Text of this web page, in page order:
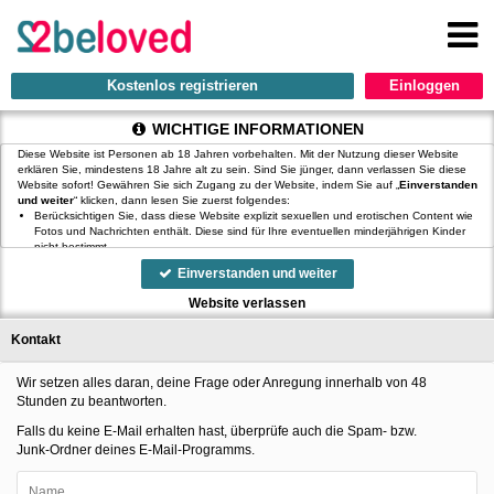
Kostenlos registrieren
WICHTIGE INFORMATIONEN
Diese Website ist Personen ab 18 Jahren vorbehalten. Mit der Nutzung dieser Website
erklären Sie, mindestens 18 Jahre alt zu sein. Sind Sie jünger, dann verlassen Sie diese
Website sofort! Gewähren Sie sich Zugang zu der Website, indem Sie auf „ Einverstanden
und weiter“ klicken, dann lesen Sie zuerst folgendes:
Berücksichtigen Sie, dass diese Website explizit sexuellen und erotischen Content wie
Fotos und Nachrichten enthält. Diese sind für Ihre eventuellen minderjährigen Kinder
nicht bestimmt.
, der Betreiber dieser Website, verfügt über keine Mittel, um die Inhalte
von Profilen der Nutzer dieser Website zu kontrollieren.
in der Lage, Nutzer dieser Website auf eine strafrechtliche Vergangenheit zu prüfen.
Sie müssen daher selbst die nötige Sorgfalt walten lassen bei der Beurteilung, ob ein
Website Sie täuschen oder betrügen will.
übermittelt werden und die es ermöglichen, auf Ihrem Zugriffsgerät spezifische, auf das
Gerät bezogene Informationen zu speichern.
wissen schließlich nie, ob diese gute oder schlechte Absichten hegen. Verwenden Sie
auf der Website daher nie Ihren Nachnamen, E-Mail-Adresse, Wohn- oder
Einverstanden und weiter
Website verlassen
Kontakt
Wir setzen alles daran, deine Frage oder Anregung innerhalb von 48
Stunden zu beantworten.
Falls du keine E-Mail erhalten hast, überprüfe auch die Spam- bzw.
Junk-Ordner deines E-Mail-Programms.